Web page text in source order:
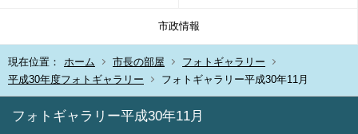
市政情報
現在位置： ホーム 市長の部屋
フォトギャラリー
平成30年度フォトギャラリー
フォトギャラリー平成30年11月
フォトギャラリー平成30年11月